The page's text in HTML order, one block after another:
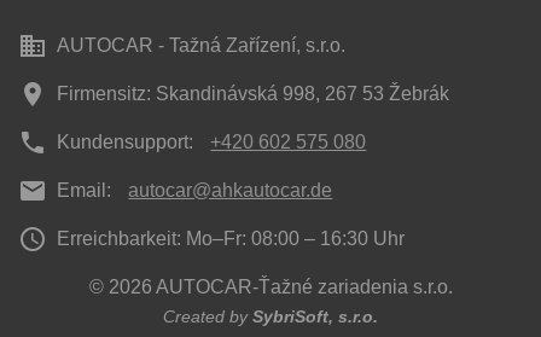
business AUTOCAR - Tažná Zařízení, s.r.o.
place Firmensitz: Skandinávská 998, 267 53 Žebrák
phone Kundensupport: +420 602 575 080
mail Email: autocar@ahkautocar.de
access_time Erreichbarkeit: Mo–Fr: 08:00 – 16:30 Uhr
© 2026 AUTOCAR-Ťažné zariadenia s.r.o.
Created bySybriSoft, s.r.o.